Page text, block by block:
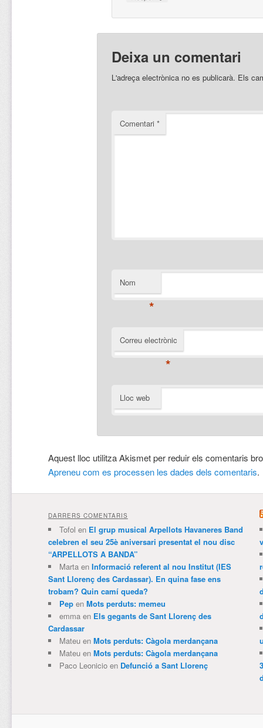
Deixa un comentari
L'adreça electrònica no es publicarà. Els
Comentari *
Nom
*
Correu electrònic
*
Lloc web
Aquest lloc utilitza Akismet per reduir els comentaris
Apreneu com es processen les dades dels comentaris.
DARRERS COMENTARIS
Tofol en El grup musical Arpellots Havaneres Band
celebren el seu 25è aniversari presentat el nou disc
“ARPELLOTS A BANDA”
Martaen Informació referent al nou Institut (IES
Sant Llorenç des Cardassar). En quina fase ens
trobam? Quin camí queda?
Pepen Mots perduts: memeu
emmaen Els gegants de Sant Llorenç des
Cardassar
Mateuen Mots perduts: Càgola merdançana
Mateuen Mots perduts: Càgola merdançana
Paco Leonicioen Defunció a Sant Llorenç